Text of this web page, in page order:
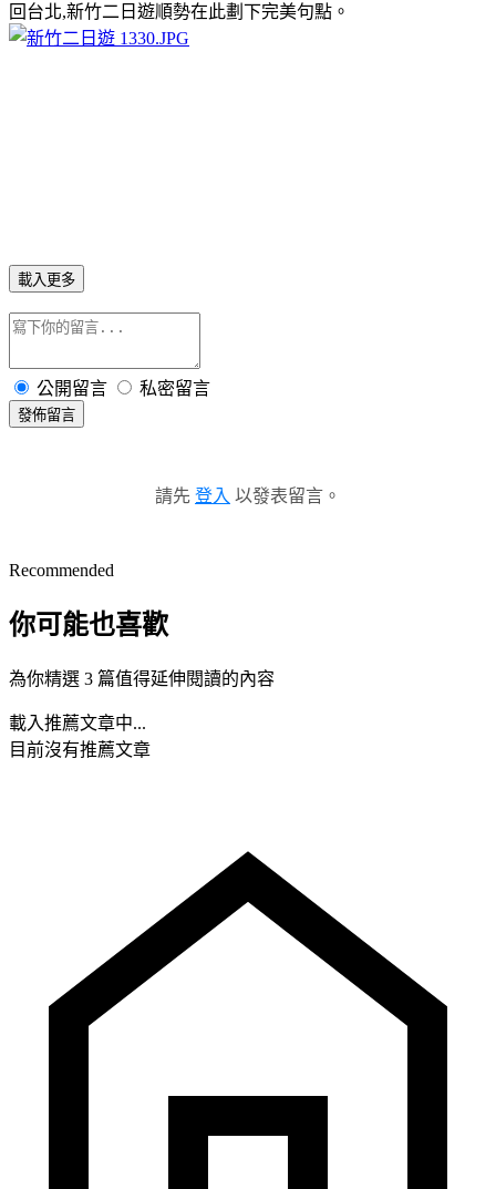
回台北,新竹二日遊順勢在此劃下完美句點。
載入更多
公開留言 私密留言
發佈留言
請先 登入 以發表留言。
Recommended
你可能也喜歡
為你精選 3 篇值得延伸閱讀的內容
載入推薦文章中...
目前沒有推薦文章